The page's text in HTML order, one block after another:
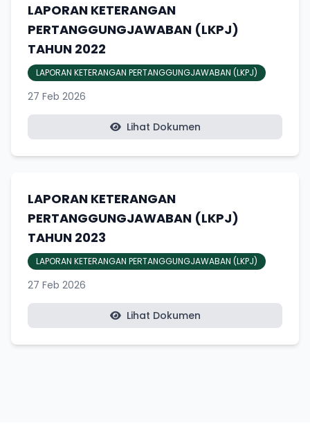
LAPORAN KETERANGAN
PERTANGGUNGJAWABAN (LKPJ)
TAHUN 2022
LAPORAN KETERANGAN PERTANGGUNGJAWABAN (LKPJ)
27 Feb 2026
Lihat Dokumen
LAPORAN KETERANGAN
PERTANGGUNGJAWABAN (LKPJ)
TAHUN 2023
LAPORAN KETERANGAN PERTANGGUNGJAWABAN (LKPJ)
27 Feb 2026
Lihat Dokumen